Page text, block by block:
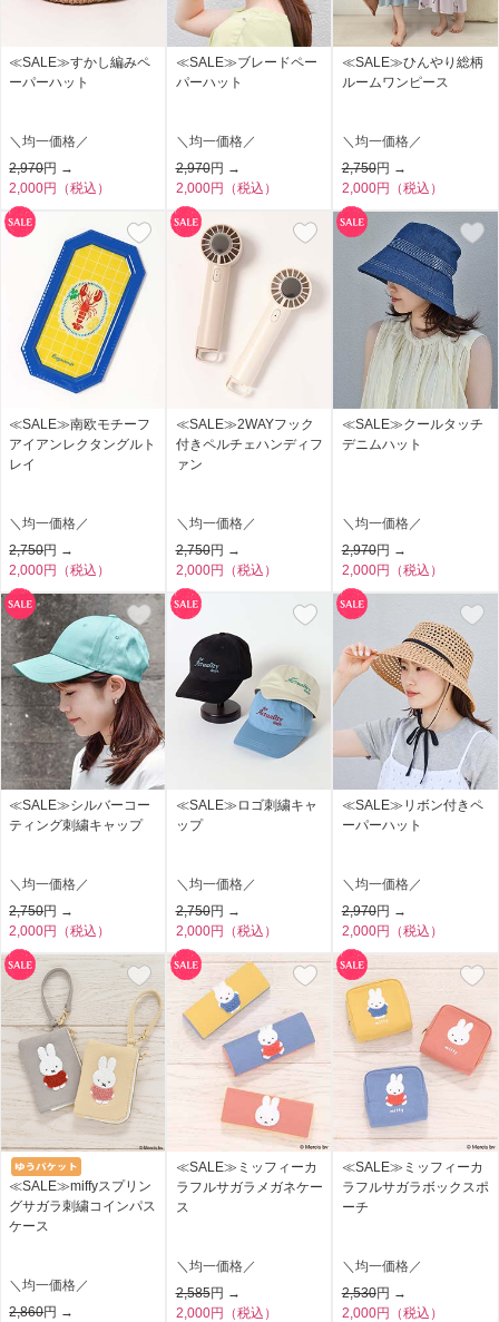
≪SALE≫すかし編みペ
ーパーハット
＼均一価格／
2,970円 →
2,000円（税込）
≪SALE≫ブレードペー
パーハット
＼均一価格／
2,970円 →
2,000円（税込）
≪SALE≫ひんやり総柄
ルームワンピース
＼均一価格／
2,750円 →
2,000円（税込）
≪SALE≫南欧モチーフ
アイアンレクタングルト
レイ
＼均一価格／
2,750円 →
2,000円（税込）
≪SALE≫2WAYフック
付きペルチェハンディフ
ァン
＼均一価格／
2,750円 →
2,000円（税込）
≪SALE≫クールタッチ
デニムハット
＼均一価格／
2,970円 →
2,000円（税込）
≪SALE≫シルバーコー
ティング刺繍キャップ
＼均一価格／
2,750円 →
2,000円（税込）
≪SALE≫ロゴ刺繍キャ
ップ
＼均一価格／
2,750円 →
2,000円（税込）
≪SALE≫リボン付きペ
ーパーハット
＼均一価格／
2,970円 →
2,000円（税込）
≪SALE≫miffyスプリン
グサガラ刺繍コインパス
ケース
＼均一価格／
2,860円 →
≪SALE≫ミッフィーカ
ラフルサガラメガネケー
ス
＼均一価格／
2,585円 →
2,000円（税込）
≪SALE≫ミッフィーカ
ラフルサガラボックスポ
ーチ
＼均一価格／
2,530円 →
2,000円（税込）